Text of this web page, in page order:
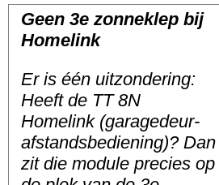
Geen 3e zonneklep bij
Homelink
Er is één uitzondering:
Heeft de TT 8N
Homelink (garagedeur-
afstandsbediening)? Dan
zit die module precies op